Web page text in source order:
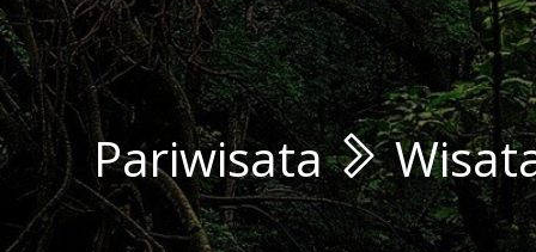
Pariwisata